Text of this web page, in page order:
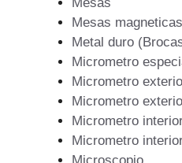
Mesas
Mesas magneticas
Metal duro
Micrometro
Micrometro
Micrometro
Micrometro
Micrometro